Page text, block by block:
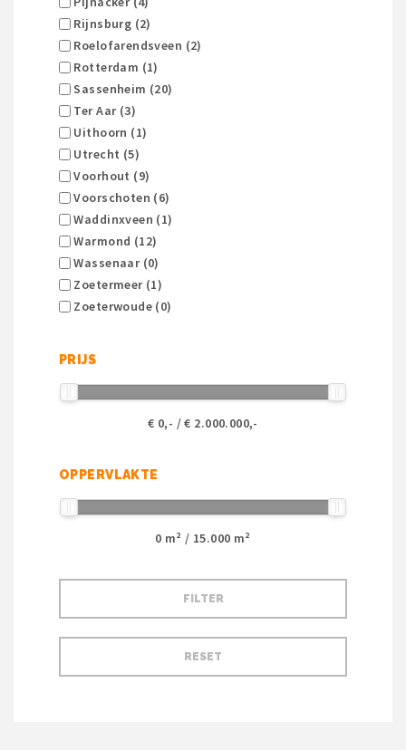
Rijnsburg (2)
Roelofarendsveen (2)
Rotterdam (1)
Sassenheim (20)
Ter Aar (3)
Uithoorn (1)
Utrecht (5)
Voorhout (9)
Voorschoten (6)
Waddinxveen (1)
Warmond (12)
Wassenaar (0)
Zoetermeer (1)
Zoeterwoude (0)
PRIJS
€ 0,- / € 2.000.000,-
OPPERVLAKTE
0 m² / 15.000 m²